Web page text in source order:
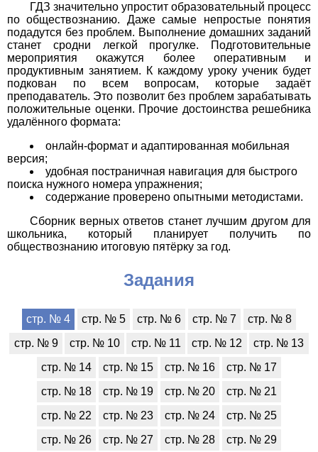
ГДЗ значительно упростит образовательный процесс
по обществознанию. Даже самые непростые понятия
подадутся без проблем. Выполнение домашних заданий
станет сродни легкой прогулке. Подготовительные
мероприятия окажутся более оперативным и
продуктивным занятием. К каждому уроку ученик будет
подкован по всем вопросам, которые задаёт
преподаватель. Это позволит без проблем зарабатывать
положительные оценки. Прочие достоинства решебника
удалённого формата:
онлайн-формат и адаптированная мобильная
версия;
удобная постраничная навигация для быстрого
поиска нужного номера упражнения;
содержание проверено опытными методистами.
Сборник верных ответов станет лучшим другом для
школьника, который планирует получить по
обществознанию итоговую пятёрку за год.
Задания
стр. № 4 стр. № 5 стр. № 6 стр. № 7
стр. № 8
стр. № 9
стр. № 10 стр. № 11 стр. № 12
стр. № 13
стр. № 14
стр. № 15 стр. № 16
стр. № 17
стр. № 18
стр. № 19 стр. № 20
стр. № 21
стр. № 22
стр. № 23 стр. № 24
стр. № 25
стр. № 26
стр. № 27 стр. № 28
стр. № 29